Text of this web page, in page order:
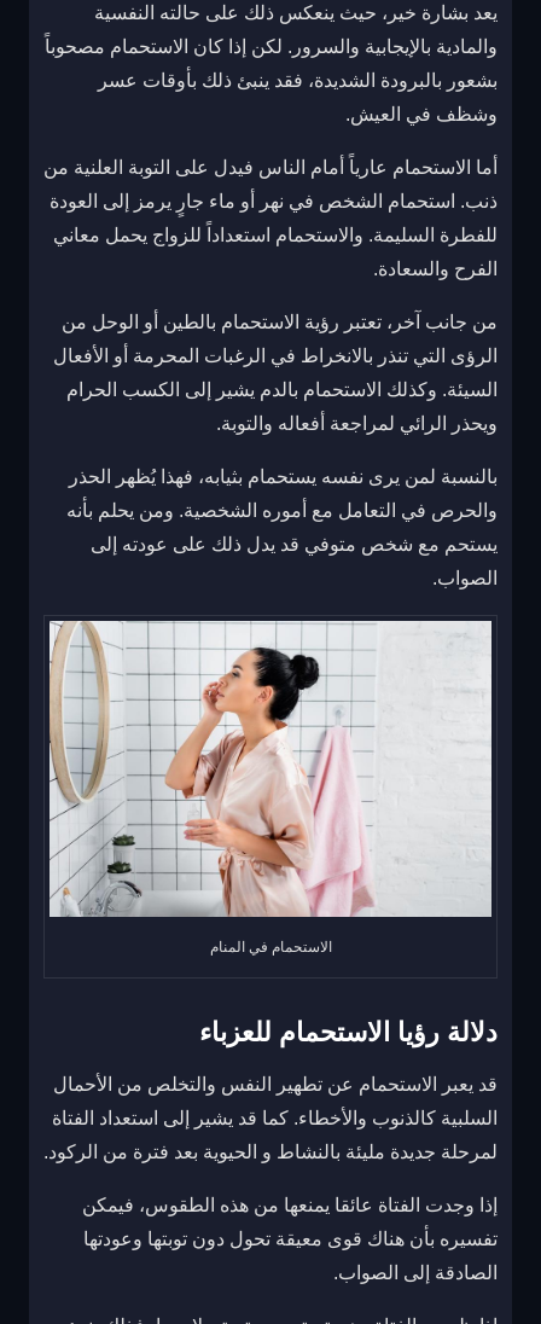
يعد بشارة خير، حيث ينعكس ذلك على حالته النفسية
والمادية بالإيجابية والسرور. لكن إذا كان الاستحمام مصحوباً
بشعور بالبرودة الشديدة، فقد ينبئ ذلك بأوقات عسر
وشظف في العيش.
أما الاستحمام عارياً أمام الناس فيدل على التوبة العلنية من
ذنب. استحمام الشخص في نهر أو ماء جارٍ يرمز إلى العودة
للفطرة السليمة. والاستحمام استعداداً للزواج يحمل معاني
الفرح والسعادة.
من جانب آخر، تعتبر رؤية الاستحمام بالطين أو الوحل من
الرؤى التي تنذر بالانخراط في الرغبات المحرمة أو الأفعال
السيئة. وكذلك الاستحمام بالدم يشير إلى الكسب الحرام
ويحذر الرائي لمراجعة أفعاله والتوبة.
بالنسبة لمن يرى نفسه يستحمام بثيابه، فهذا يُظهر الحذر
والحرص في التعامل مع أموره الشخصية. ومن يحلم بأنه
يستحم مع شخص متوفي قد يدل ذلك على عودته إلى
الصواب.
الاستحمام في المنام
دلالة رؤيا الاستحمام للعزباء
قد يعبر الاستحمام عن تطهير النفس والتخلص من الأحمال
السلبية كالذنوب والأخطاء. كما قد يشير إلى استعداد الفتاة
لمرحلة جديدة مليئة بالنشاط و الحيوية بعد فترة من الركود.
إذا وجدت الفتاة عائقا يمنعها من هذه الطقوس، فيمكن
تفسيره بأن هناك قوى معيقة تحول دون توبتها وعودتها
الصادقة إلى الصواب.